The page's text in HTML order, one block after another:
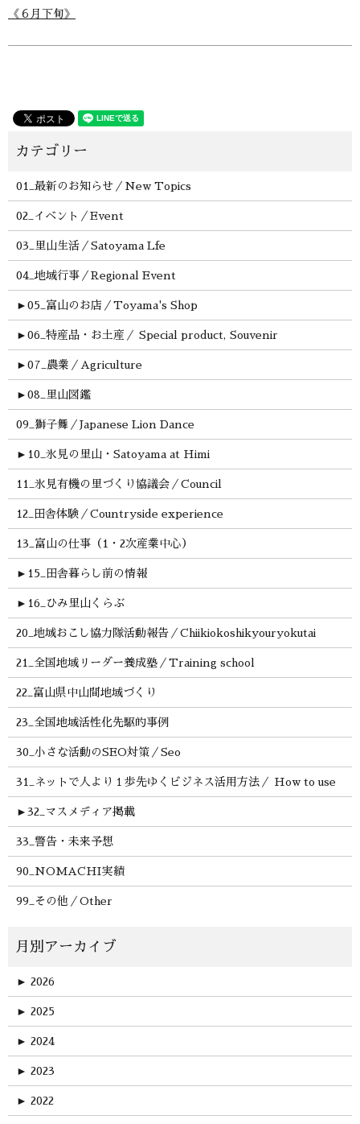
《６月下旬》
01_最新のお知らせ／New Topics
02_イベント／Event
03_里山生活／Satoyama Lfe
04_地域行事／Regional Event
► 05_富山のお店／Toyama's Shop
► 06_特産品・お土産／ Special product, Souvenir
► 07_農業／Agriculture
► 08_里山図鑑
09_獅子舞／Japanese Lion Dance
► 10_氷見の里山・Satoyama at Himi
11_氷見有機の里づくり協議会／Council
12_田舎体験／Countryside experience
13_富山の仕事（1・2次産業中心）
► 15_田舎暮らし前の情報
► 16_ひみ里山くらぶ
20_地域おこし協力隊活動報告／Chiikiokoshikyouryokutai
21_全国地域リーダー養成塾／Training school
22_富山県中山間地域づくり
23_全国地域活性化先駆的事例
30_小さな活動のSEO対策／Seo
31_ネットで人より１歩先ゆくビジネス活用方法／ How to use
► 32_マスメディア掲載
33_警告・未来予想
90_NOMACHI実績
99_その他／Other
► 2026
► 2025
► 2024
► 2023
► 2022